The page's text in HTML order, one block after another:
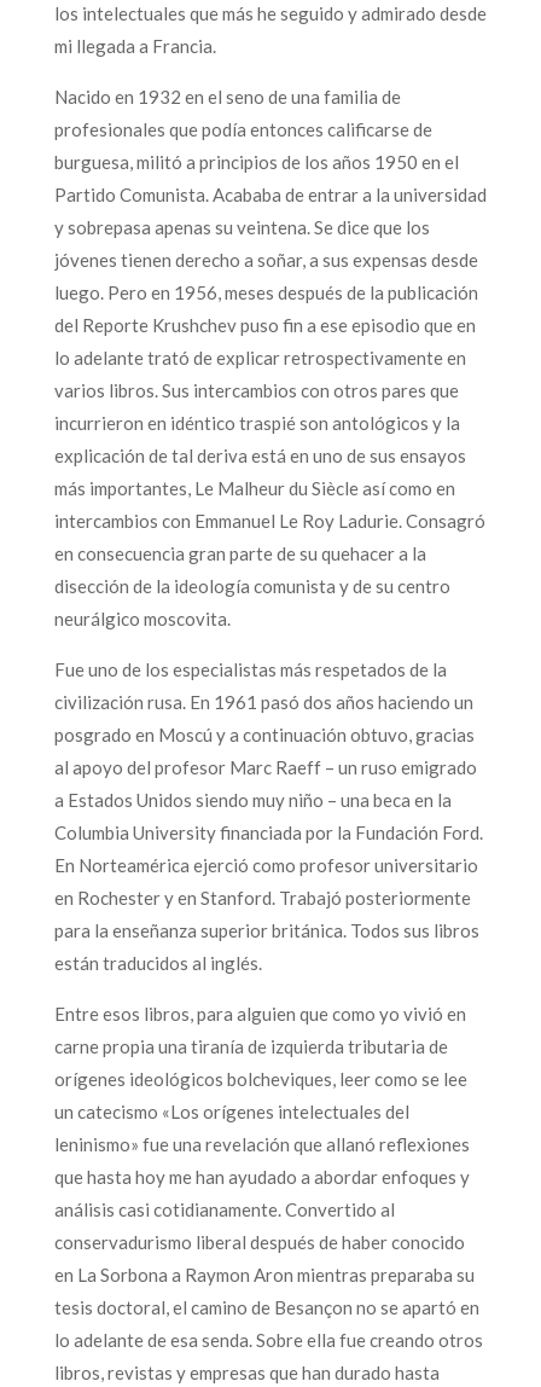
los intelectuales que más he seguido y admirado desde
mi llegada a Francia.
Nacido en 1932 en el seno de una familia de
profesionales que podía entonces calificarse de
burguesa, militó a principios de los años 1950 en el
Partido Comunista. Acababa de entrar a la universidad
y sobrepasa apenas su veintena. Se dice que los
jóvenes tienen derecho a soñar, a sus expensas desde
luego. Pero en 1956, meses después de la publicación
del Reporte Krushchev puso fin a ese episodio que en
lo adelante trató de explicar retrospectivamente en
varios libros. Sus intercambios con otros pares que
incurrieron en idéntico traspié son antológicos y la
explicación de tal deriva está en uno de sus ensayos
más importantes, Le Malheur du Siècle así como en
intercambios con Emmanuel Le Roy Ladurie. Consagró
en consecuencia gran parte de su quehacer a la
disección de la ideología comunista y de su centro
neurálgico moscovita.
Fue uno de los especialistas más respetados de la
civilización rusa. En 1961 pasó dos años haciendo un
posgrado en Moscú y a continuación obtuvo, gracias
al apoyo del profesor Marc Raeff – un ruso emigrado
a Estados Unidos siendo muy niño – una beca en la
Columbia University financiada por la Fundación Ford.
En Norteamérica ejerció como profesor universitario
en Rochester y en Stanford. Trabajó posteriormente
para la enseñanza superior británica. Todos sus libros
están traducidos al inglés.
Entre esos libros, para alguien que como yo vivió en
carne propia una tiranía de izquierda tributaria de
orígenes ideológicos bolcheviques, leer como se lee
un catecismo «Los orígenes intelectuales del
leninismo» fue una revelación que allanó reflexiones
que hasta hoy me han ayudado a abordar enfoques y
análisis casi cotidianamente. Convertido al
conservadurismo liberal después de haber conocido
en La Sorbona a Raymon Aron mientras preparaba su
tesis doctoral, el camino de Besançon no se apartó en
lo adelante de esa senda. Sobre ella fue creando otros
libros, revistas y empresas que han durado hasta